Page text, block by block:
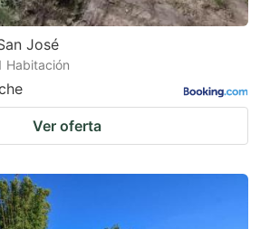
José
Habitación
Ver oferta